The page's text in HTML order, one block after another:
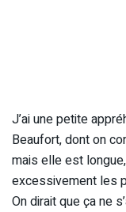
J’ai une petite
Beaufort, dont on
mais elle est
excessivement les
On dirait que ça ne